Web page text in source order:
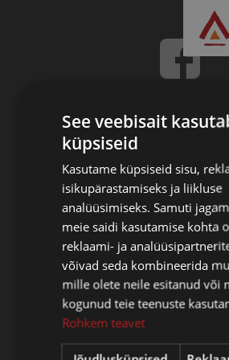
Karu Katus OÜ
Reg. kood 10102894
KMKR nr. EE100106299
Swedbank
SEB Pank
LHV Pank
Tallinna esindus
Kopli 72D, Tallinn
See veebisait
küpsiseid
Kasutame küpsiseid sisu,
isikupärastamiseks ja liikluse
analüüsimiseks. Samuti
meie saidi kasutamise kohta
reklaami- ja
võivad seda kombineerida
mille olete neile esitanud või
kogunud teie teenuste
Rohkem teavet